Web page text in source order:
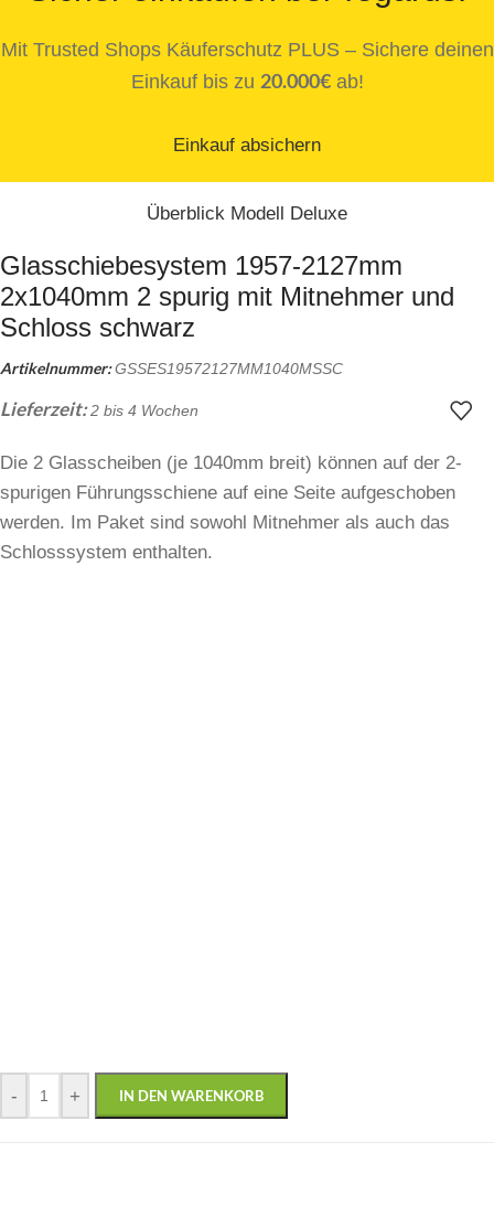
Mit Trusted Shops Käuferschutz PLUS – Sichere deinen
Einkauf bis zu 20.000€ab!
Einkauf absichern
Überblick Modell Deluxe
Glasschiebesystem 1957-2127mm
2x1040mm 2 spurig mit Mitnehmer und
Schloss schwarz
Artikelnummer:GSSES19572127MM1040MSSC
Lieferzeit:2 bis 4 Wochen
Die 2 Glasscheiben (je 1040mm breit) können auf der 2-
spurigen Führungsschiene auf eine Seite aufgeschoben
werden. Im Paket sind sowohl Mitnehmer als auch das
Schlosssystem enthalten.
- + IN DEN WARENKORB